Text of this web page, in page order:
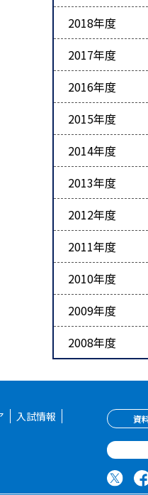
2018年度
2017年度
2016年度
2015年度
2014年度
2013年度
2012年度
2011年度
2010年度
2009年度
2008年度
入試情報
資